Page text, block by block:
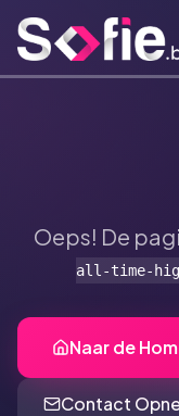
Oeps! De
all-time-
Naar de
Contact